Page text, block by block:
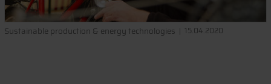
Sustainable production & energy technologies 15.04.2020